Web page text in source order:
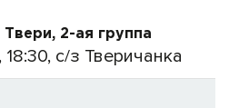
Твери, 2-ая группа
с/з Тверичанка